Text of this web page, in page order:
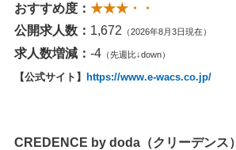
おすすめ度： ★★★・・
公開求人数： 1,672 （2026年8月3日現在）
求人数増減： -4 （先週比↓down）
【公式サイト】 https://www.e-wacs.co.jp/
CREDENCE by doda（クリーデンス）